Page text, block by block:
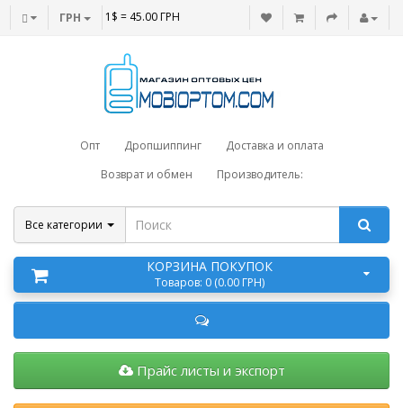
ГРН 1$ = 45.00 ГРН
Опт Дропшиппинг
Доставка и оплата
Возврат и обмен
Производитель:
Все категории
КОРЗИНА ПОКУПОК
Товаров: 0 (0.00 ГРН)
Прайс листы и экспорт